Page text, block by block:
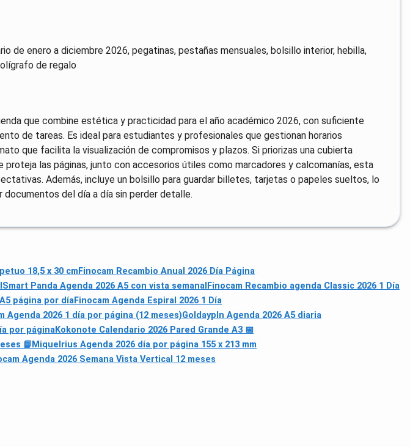
de enero a diciembre 2026, pegatinas, pestañas mensuales, bolsillo interior, hebilla,
de regalo
que combine estética y practicidad para el año académico 2026, con suficiente
de tareas. Es ideal para estudiantes y profesionales que gestionan horarios
que facilita la visualización de compromisos y plazos. Si priorizas una cubierta
proteja las páginas, junto con accesorios útiles como marcadores y calcomanías, esta
Además, incluye un bolsillo para guardar billetes, tarjetas o papeles sueltos, lo
documentos del día a día sin perder detalle.
18,5 x 30 cm Finocam Recambio Anual 2026 Día Página
Smart Panda Agenda 2026 A5 con vista semanal Finocam Recambio agenda Classic 2026 1 Día
página por díaFinocam Agenda Espiral 2026 1 Día
Agenda 2026 1 día por página (12 meses)Goldaypln Agenda 2026 A5 diaria
por páginaKokonote Calendario 2026 Pared Grande A3 📅
📘 Miquelrius Agenda 2026 día por página 155 x 213 mm
Agenda 2026 Semana Vista Vertical 12 meses